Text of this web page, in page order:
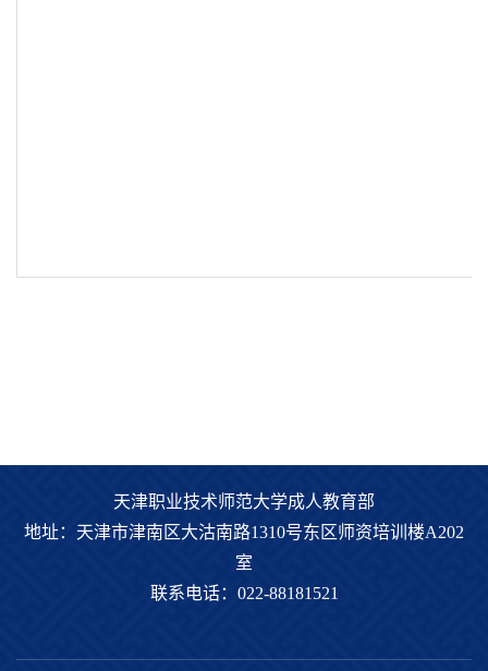
天津职业技术师范大学成人教育部
地址：天津市津南区大沽南路1310号东区师资培训楼A202
室
联系电话：022-88181521